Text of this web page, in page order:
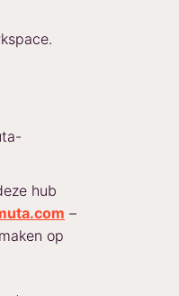
hub
–
op